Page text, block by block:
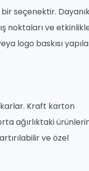
seçenektir.
noktaları ve
logo baskısı
Kraft karton
ağırlıktaki
ve özel